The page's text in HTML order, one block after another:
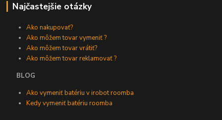
Najčastejšie otázky
Ako nakupovať?
Ako môžem tovar vymeniť ?
Ako môžem tovar vrátiť?
Ako môžem tovar reklamovať ?
BLOG
Ako vymeniť batériu v irobot roomba
Kedy vymeniť batériu roomba